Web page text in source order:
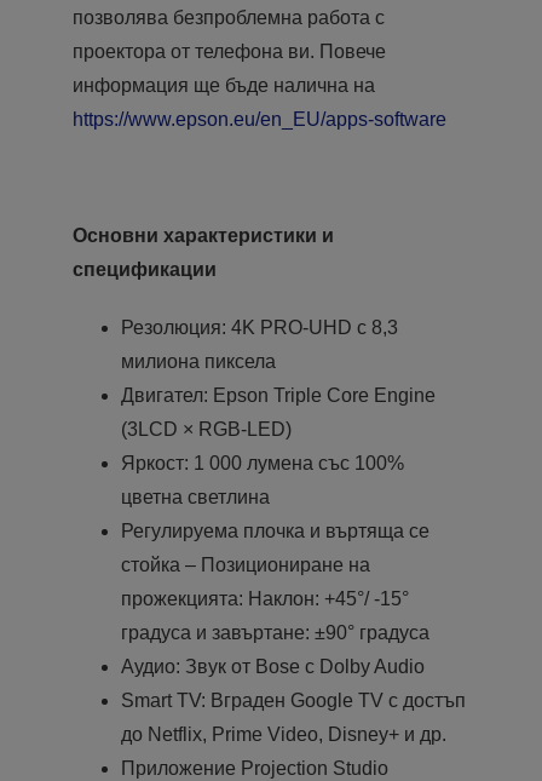
позволява безпроблемна работа с
проектора от телефона ви. Повече
информация ще бъде налична на
https://www.epson.eu/en_EU/apps-software
Основни характеристики и
спецификации
Резолюция: 4K PRO-UHD с 8,3
милиона пиксела
Двигател: Epson Triple Core Engine
(3LCD × RGB-LED)
Яркост: 1 000 лумена със 100%
цветна светлина
Регулируема плочка и въртяща се
стойка – Позициониране на
прожекцията: Наклон: +45°/ -15°
градуса и завъртане: ±90° градуса
Аудио: Звук от Bose с Dolby Audio
Smart TV: Вграден Google TV с достъп
до Netflix, Prime Video, Disney+ и др.
Приложение Projection Studio